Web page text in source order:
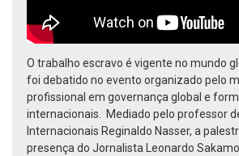
O trabalho escravo é vigente no mundo
foi debatido no evento organizado pelo
profissional em governança global e
internacionais. Mediado pelo professor
Internacionais Reginaldo Nasser, a
presença do Jornalista Leonardo